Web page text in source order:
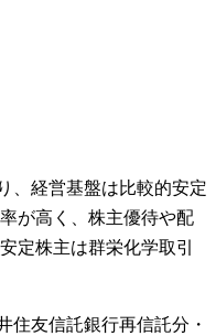
、経営基盤は比較的安定
が高く、株主優待や配
定株主は群栄化学取引
住友信託銀行再信託分・